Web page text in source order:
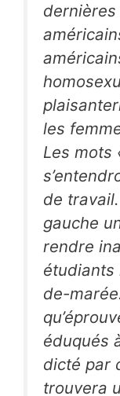
les
Les mots
de
gauche
rendre
étudiants
de-
éduqués
dicté par
trouvera